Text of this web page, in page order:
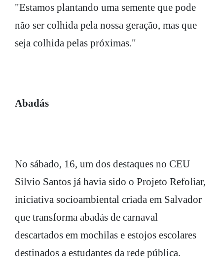
"Estamos plantando uma semente que pode
não ser colhida pela nossa geração, mas que
seja colhida pelas próximas."
Abadás
No sábado, 16, um dos destaques no CEU
Silvio Santos já havia sido o Projeto Refoliar,
iniciativa socioambiental criada em Salvador
que transforma abadás de carnaval
descartados em mochilas e estojos escolares
destinados a estudantes da rede pública.